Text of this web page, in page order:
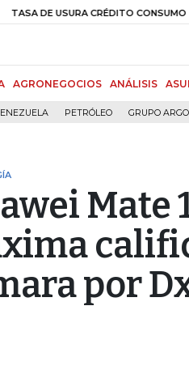
DE USURA CRÉDITO CONSUMO
AGRONEGOCIOS ANÁLISIS
PETRÓLEO GRUPO
Mate
por